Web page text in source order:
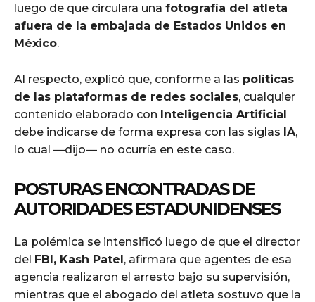
luego de que circulara una fotografía del atleta
afuera de la embajada de Estados Unidos en
México.
Al respecto, explicó que, conforme a las políticas
de las plataformas de redes sociales, cualquier
contenido elaborado con Inteligencia Artificial
debe indicarse de forma expresa con las siglas IA,
lo cual —dijo— no ocurría en este caso.
POSTURAS ENCONTRADAS DE
AUTORIDADES ESTADUNIDENSES
La polémica se intensificó luego de que el director
del FBI, Kash Patel, afirmara que agentes de esa
agencia realizaron el arresto bajo su supervisión,
mientras que el abogado del atleta sostuvo que la